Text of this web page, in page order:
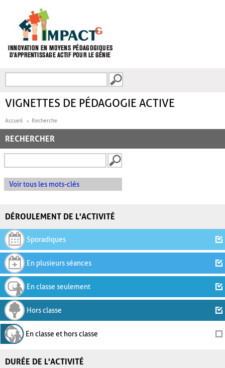
FORMULAIRE DE
VIGNETTES DE PÉDAGOGIE ACTIVE
Accueil Recherche
RECHERCHER
Voir tous les mots-clés
DÉROULEMENT DE L'ACTIVITÉ
Sporadiques
En plusieurs séances
En classe seulement
Hors classe
En classe et hors classe
DURÉE DE L'ACTIVITÉ